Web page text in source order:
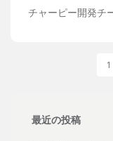
チャーピー開発チ
1
最近の投稿